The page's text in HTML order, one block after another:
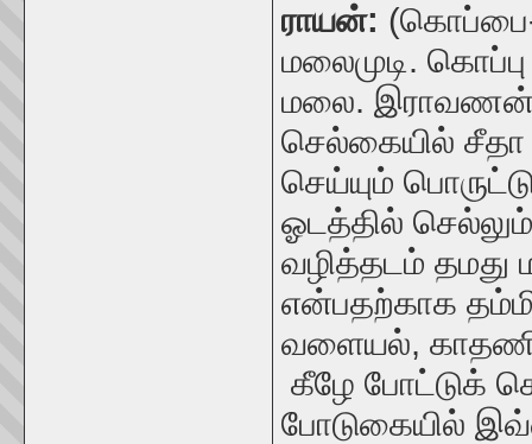
ராயன்: (
மலைமுடி.
மலை. இராவணன்
செல்கையில்
செய்யும்
ஓடத்தில்
வழித்தடம் தமது
என்பதற்காக
வளையல்,
கீழே போட்டுக்
போடுகையில்